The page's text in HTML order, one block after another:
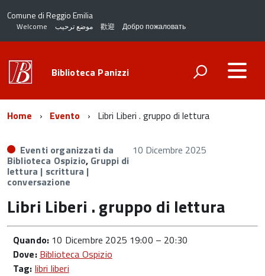
Comune di Reggio Emilia
Welcome موضع ترحيب 歡迎 Добро пожаловать
Biblioteca Panizzi
Home Evento Libri Liberi . gruppo di lettura
Eventi organizzati da
Biblioteca Ospizio, Gruppi di
lettura | scrittura |
conversazione
10 Dicembre 2025
Libri Liberi . gruppo di lettura
Quando: 10 Dicembre 2025 19:00 – 20:30
Dove: Biblioteca Ospizio
Tag: libri liberi